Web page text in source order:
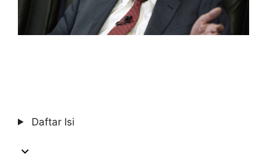
Daftar Isi